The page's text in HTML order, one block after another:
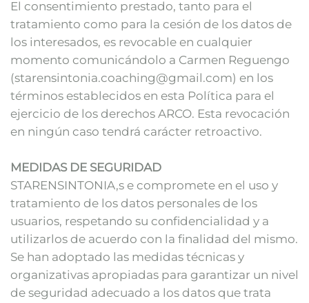
El consentimiento prestado, tanto para el
tratamiento como para la cesión de los datos de
los interesados, es revocable en cualquier
momento comunicándolo a Carmen Reguengo
(starensintonia.coaching@gmail.com) en los
términos establecidos en esta Política para el
ejercicio de los derechos ARCO. Esta revocación
en ningún caso tendrá carácter retroactivo.
MEDIDAS DE SEGURIDAD
STARENSINTONIA,s e compromete en el uso y
tratamiento de los datos personales de los
usuarios, respetando su confidencialidad y a
utilizarlos de acuerdo con la finalidad del mismo.
Se han adoptado las medidas técnicas y
organizativas apropiadas para garantizar un nivel
de seguridad adecuado a los datos que trata